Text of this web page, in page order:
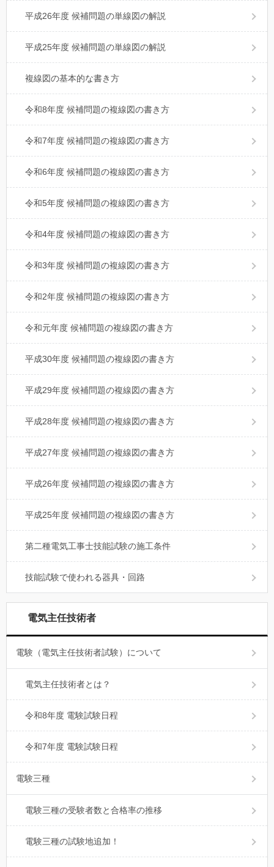
平成26年度 候補問題の単線図の解説
平成25年度 候補問題の単線図の解説
複線図の基本的な書き方
令和8年度 候補問題の複線図の書き方
令和7年度 候補問題の複線図の書き方
令和6年度 候補問題の複線図の書き方
令和5年度 候補問題の複線図の書き方
令和4年度 候補問題の複線図の書き方
令和3年度 候補問題の複線図の書き方
令和2年度 候補問題の複線図の書き方
令和元年度 候補問題の複線図の書き方
平成30年度 候補問題の複線図の書き方
平成29年度 候補問題の複線図の書き方
平成28年度 候補問題の複線図の書き方
平成27年度 候補問題の複線図の書き方
平成26年度 候補問題の複線図の書き方
平成25年度 候補問題の複線図の書き方
第二種電気工事士技能試験の施工条件
技能試験で使われる器具・回路
電気主任技術者
電験（電気主任技術者試験）について
電気主任技術者とは？
令和8年度 電験試験日程
令和7年度 電験試験日程
電験三種
電験三種の受験者数と合格率の推移
電験三種の試験地追加！